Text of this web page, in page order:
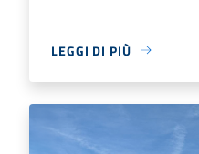
LEGGI DI PIÙ